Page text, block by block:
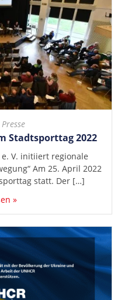
Presse
Stadtsporttag 2022
V. initiiert regionale
Am 25. April 2022
statt. Der […]
»